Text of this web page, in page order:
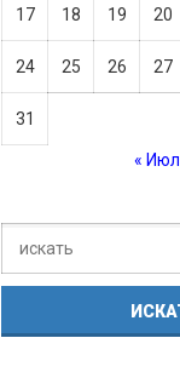
17 18 19 20
24 25 26 27
31
« Июл